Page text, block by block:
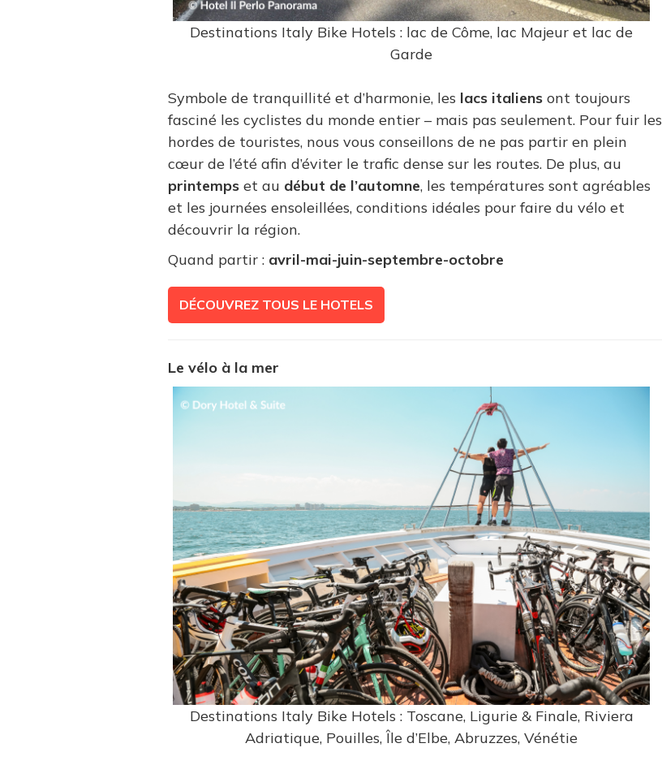
Destinations Italy Bike Hotels : lac de Côme, lac Majeur et lac de
Garde
Symbole de tranquillité et d’harmonie, les lacs italiens ont toujours
fasciné les cyclistes du monde entier – mais pas seulement. Pour fuir les
hordes de touristes, nous vous conseillons de ne pas partir en plein
cœur de l’été afin d’éviter le trafic dense sur les routes. De plus, au
printemps et au début de l’automne, les températures sont agréables
et les journées ensoleillées, conditions idéales pour faire du vélo et
découvrir la région.
Quand partir : avril-mai-juin-septembre-octobre
DÉCOUVREZ TOUS LE HOTELS
Le vélo à la mer
Destinations Italy Bike Hotels : Toscane, Ligurie & Finale, Riviera
Adriatique, Pouilles, Île d’Elbe, Abruzzes, Vénétie